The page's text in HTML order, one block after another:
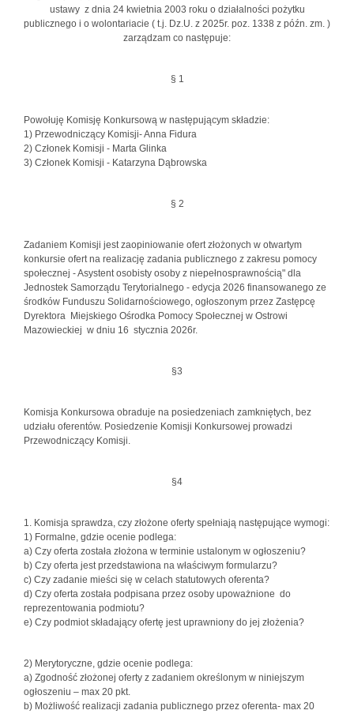
ustawy z dnia 24 kwietnia 2003 roku o działalności pożytku
publicznego i o wolontariacie ( t.j. Dz.U. z 2025r. poz. 1338 z późn. zm. )
zarządzam co następuje:
§ 1
Powołuję Komisję Konkursową w następującym składzie:
1) Przewodniczący Komisji- Anna Fidura
2) Członek Komisji - Marta Glinka
3) Członek Komisji - Katarzyna Dąbrowska
§ 2
Zadaniem Komisji jest zaopiniowanie ofert złożonych w otwartym
konkursie ofert na realizację zadania publicznego z zakresu pomocy
społecznej - Asystent osobisty osoby z niepełnosprawnością" dla
Jednostek Samorządu Terytorialnego - edycja 2026 finansowanego ze
środków Funduszu Solidarnościowego, ogłoszonym przez Zastępcę
Dyrektora Miejskiego Ośrodka Pomocy Społecznej w Ostrowi
Mazowieckiej w dniu 16 stycznia 2026r.
§3
Komisja Konkursowa obraduje na posiedzeniach zamkniętych, bez
udziału oferentów. Posiedzenie Komisji Konkursowej prowadzi
Przewodniczący Komisji.
§4
1. Komisja sprawdza, czy złożone oferty spełniają następujące wymogi:
1) Formalne, gdzie ocenie podlega:
a) Czy oferta została złożona w terminie ustalonym w ogłoszeniu?
b) Czy oferta jest przedstawiona na właściwym formularzu?
c) Czy zadanie mieści się w celach statutowych oferenta?
d) Czy oferta została podpisana przez osoby upoważnione do
reprezentowania podmiotu?
e) Czy podmiot składający ofertę jest uprawniony do jej złożenia?
2) Merytoryczne, gdzie ocenie podlega:
a) Zgodność złożonej oferty z zadaniem określonym w niniejszym
ogłoszeniu – max 20 pkt.
b) Możliwość realizacji zadania publicznego przez oferenta- max 20